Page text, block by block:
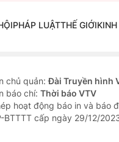
PHÁP LUẬTTHẾ GIỚIKINH
chủ quản:Đài Truyền hình
báo chí: Thời báo VTV
hoạt động báo in và báo
BTTTT cấp ngày 29/12/